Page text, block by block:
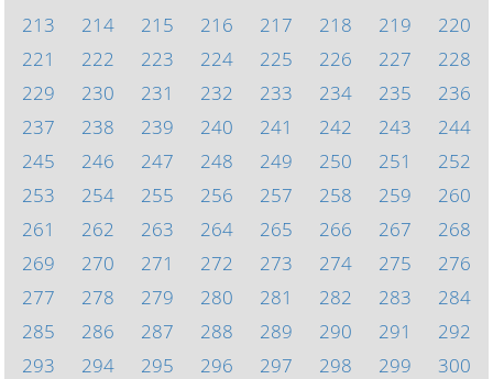
213
214 215 216 217 218 219
220
221
222 223 224 225 226 227
228
229
230 231 232 233 234 235
236
237
238 239 240 241 242 243
244
245
246 247 248 249 250 251
252
253
254 255 256 257 258 259
260
261
262 263 264 265 266 267
268
269
270 271 272 273 274 275
276
277
278 279 280 281 282 283
284
285
286 287 288 289 290 291
292
293
294 295 296 297 298 299
300